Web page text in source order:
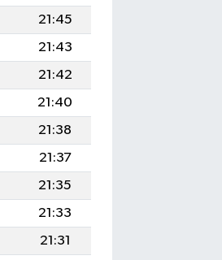
21:45
21:43
21:42
21:40
21:38
21:37
21:35
21:33
21:31